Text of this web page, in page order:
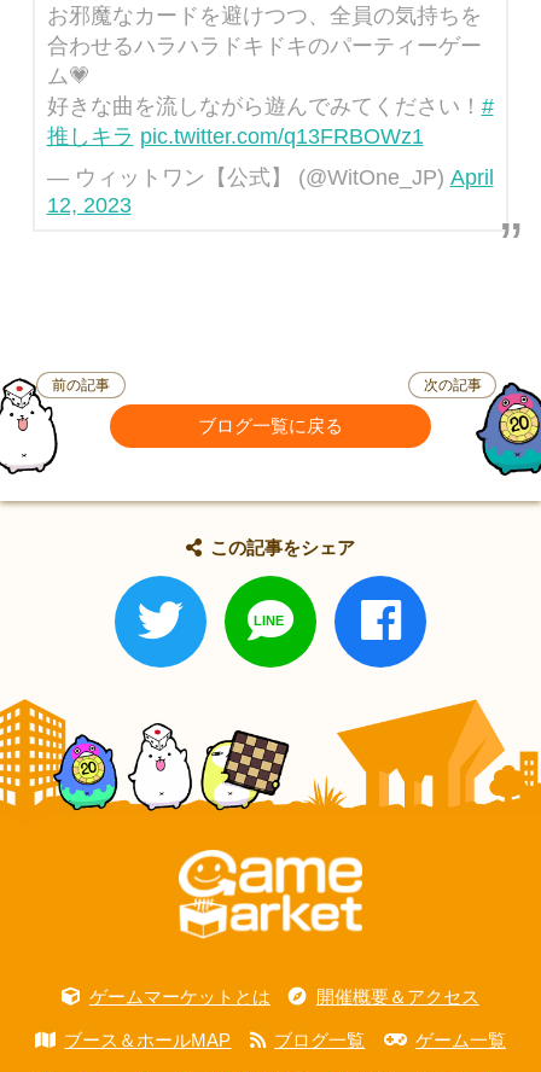
お邪魔なカードを避けつつ、全員の気持ちを
合わせるハラハラドキドキのパーティーゲー
ム💗
好きな曲を流しながら遊んでみてください！ #
推しキラ pic.twitter.com/q13FRBOWz1
— ウィットワン【公式】 (@WitOne_JP) April
12, 2023
前の記事
ブログ一覧に戻る
次の記事
この記事をシェア
ゲームマーケットとは 開催概要＆アクセス
ブース＆ホールMAP ブログ一覧 ゲーム一覧